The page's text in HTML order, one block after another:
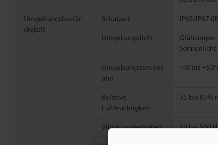
Umgebungsbestän
digkeit
Schutzart IP65/IP67
Umgebungslicht
Glühlampe:
Umgebungstemper
atur
-10 bis
Relative
Luftfeuchtigkeit
35 bis 85%
Vibrationsfestigkeit 10 bis 500